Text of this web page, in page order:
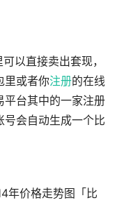
可以直接卖出套现，
里或者你注册的在线
平台其中的一家注册
会自动生成一个比
年价格走势图「比